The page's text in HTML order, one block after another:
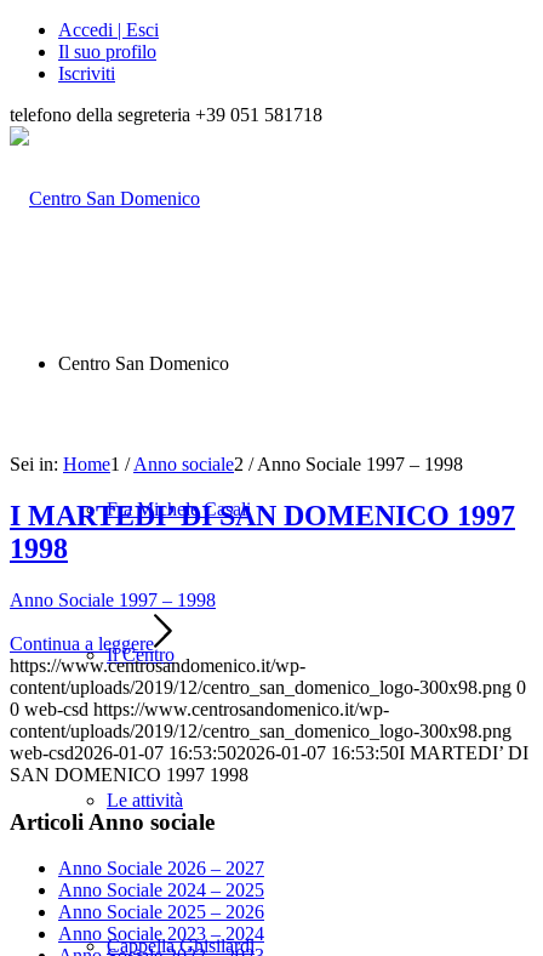
Accedi | Esci
Il suo profilo
Iscriviti
telefono della segreteria +39 051 581718
Centro San Domenico
Fra Michele Casali
Il Centro
Le attività
Cappella Ghisilardi
Sei in: Home1 / Anno sociale2 / Anno Sociale 1997 – 1998
I MARTEDI’ DI SAN DOMENICO 1997
1998
Anno Sociale 1997 – 1998
Continua a leggere
https://www.centrosandomenico.it/wp-
content/uploads/2019/12/centro_san_domenico_logo-300x98.png 0
0 web-csd https://www.centrosandomenico.it/wp-
content/uploads/2019/12/centro_san_domenico_logo-300x98.png
web-csd2026-01-07 16:53:502026-01-07 16:53:50I MARTEDI’ DI
SAN DOMENICO 1997 1998
Articoli Anno sociale
Anno Sociale 2026 – 2027
Anno Sociale 2024 – 2025
Anno Sociale 2025 – 2026
Anno Sociale 2023 – 2024